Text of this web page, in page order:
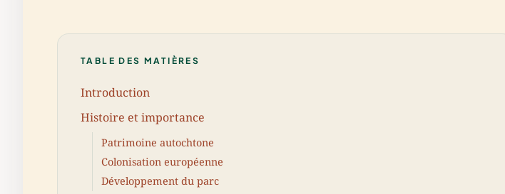
TABLE DES MATIÈRES
Introduction
Histoire et importance
Patrimoine autochtone
Colonisation européenne
Développement du parc